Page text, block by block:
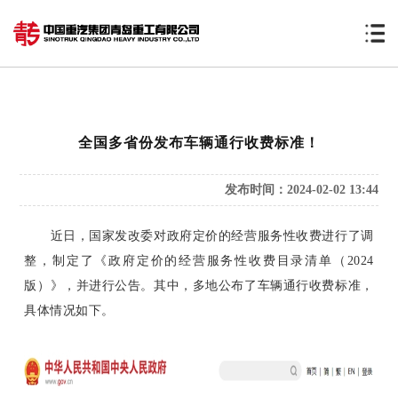
全国多省份发布车辆通行收费标准！
发布时间：2024-02-02 13:44
近日，国家发改委对政府定价的经营服务性收费进行了调
整，制定了《政府定价的经营服务性收费目录清单（2024
版）》，并进行公告。其中，多地公布了车辆通行收费标准，
具体情况如下。